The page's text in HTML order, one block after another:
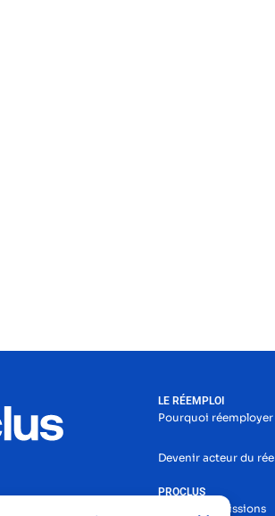
LE RÉEMPLOI
Pourquoi réemployer
Devenir acteur du
PROCLUS
Histoire et missions